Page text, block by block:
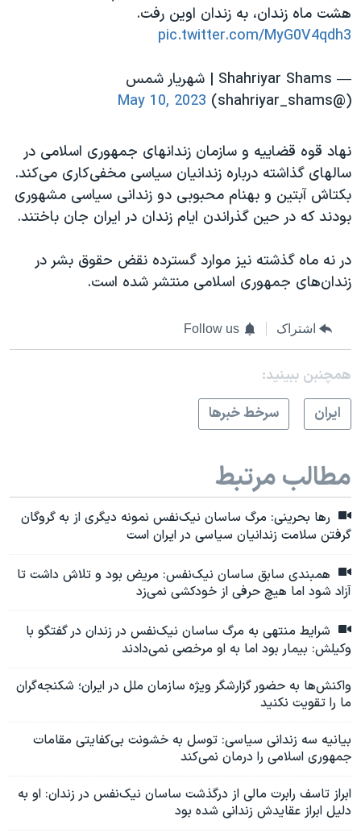
هشت ماه زندان، به زندان اوین رفت.
pic.twitter.com/MyG0V4qdh3
— Shahriyar Shams | شهریار شمس
(@shahriyar_shams)
May 10, 2023
نهاد قوه قضاییه و سازمان زندانهای جمهوری اسلامی در
سالهای گذاشته درباره زندانیان سیاسی مخفی‌کاری می‌کند.
بکتاش آبتین و بهنام محبوبی دو زندانی سیاسی مشهوری
بودند که در حین گذراندن ایام زندان در ایران جان باختند.
در نه ماه گذشته نیز موارد گسترده نقض حقوق بشر در
زندان‌های جمهوری اسلامی منتشر شده است.
اشتراک Follow us
همچنبن ببینید:
ايران
سرخط خبرها
مطالب مرتبط
رها بحرینی: مرگ ساسان نیک‌نفس نمونه دیگری از به گروگان
گرفتن سلامت زندانیان سیاسی در ایران است
همبندی سابق ساسان نیک‌نفس: مریض بود و تلاش داشت تا
آزاد شود اما هیچ حرفی از خودکشی نمی‌زد
شرایط منتهی به مرگ ساسان نیک‌نفس در زندان در گفتگو با
وکیلش: بیمار بود اما به او مرخصی نمی‌دادند
واکنش‌ها به حضور گزارشگر ویژه سازمان ملل در ایران؛ شکنجه‌گران
ما را تقویت نکنید
بیانیه سه زندانی سیاسی: توسل به خشونت بی‌کفایتی مقامات
جمهوری اسلامی را درمان نمی‌کند
ابراز تاسف رابرت مالی از درگذشت ساسان نیک‌نفس در زندان:‌ او به
دلیل ابراز عقایدش زندانی شده بود